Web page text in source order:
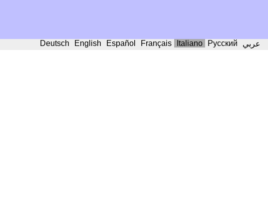
Deutsch English Español Français Italiano Русский
عربي